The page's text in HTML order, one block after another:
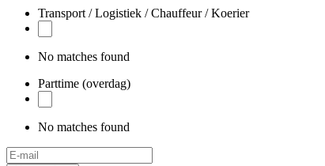
Transport / Logistiek / Chauffeur / Koerier
No matches found
Parttime (overdag)
No matches found